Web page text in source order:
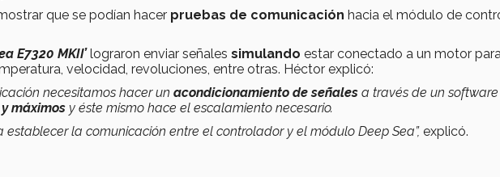
que se podían hacer pruebas de comunicación hacia el módulo de
E7320 MKII’lograron enviar señales simulando estar conectado a un motor
velocidad, revoluciones, entre otras. Héctor explicó:
necesitamos hacer un acondicionamiento de señales a través de un
máximos y éste mismo hace el escalamiento necesario.
establecer la comunicación entre el controlador y el módulo Deep Sea”, explicó.